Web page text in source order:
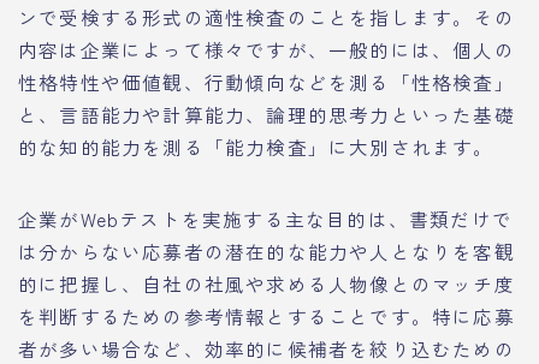
ンで受検する形式の適性検査のことを指します。その
内容は企業によって様々ですが、一般的には、個人の
性格特性や価値観、行動傾向などを測る「性格検査」
と、言語能力や計算能力、論理的思考力といった基礎
的な知的能力を測る「能力検査」に大別されます。
企業がWebテストを実施する主な目的は、書類だけで
は分からない応募者の潜在的な能力や人となりを客観
的に把握し、自社の社風や求める人物像とのマッチ度
を判断するための参考情報とすることです。特に応募
者が多い場合など、効率的に候補者を絞り込むための